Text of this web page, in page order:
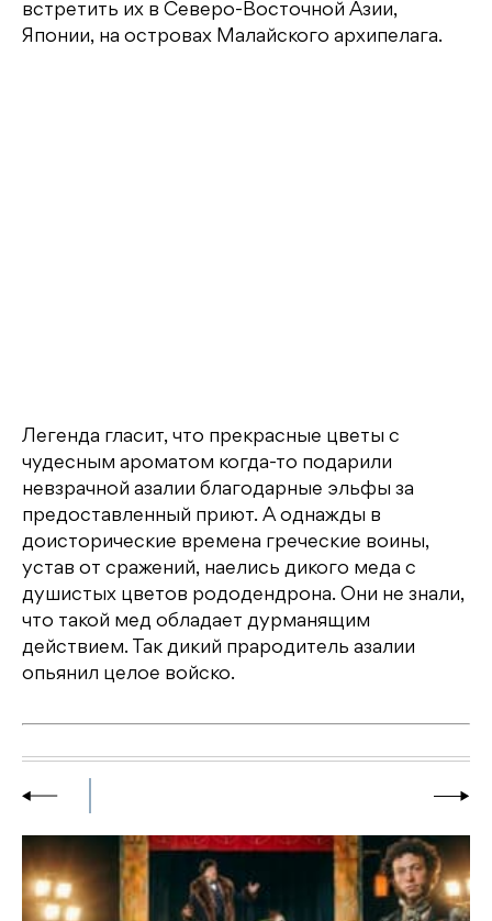
встретить их в Северо-Восточной Азии,
Японии, на островах Малайского архипелага.
Легенда гласит, что прекрасные цветы с
чудесным ароматом когда-то подарили
невзрачной азалии благодарные эльфы за
предоставленный приют. А однажды в
доисторические времена греческие воины,
устав от сражений, наелись дикого меда с
душистых цветов рододендрона. Они не знали,
что такой мед обладает дурманящим
действием. Так дикий прародитель азалии
опьянил целое войско.